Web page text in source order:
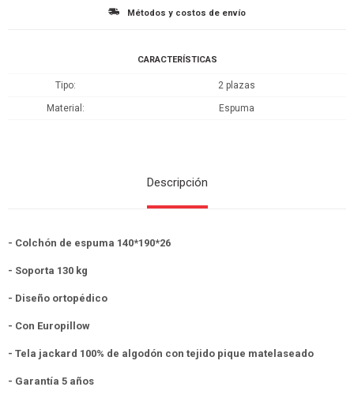
Métodos y costos de envío
CARACTERÍSTICAS
Tipo 2 plazas
Material Espuma
Descripción
- Colchón de espuma 140*190*26
- Soporta 130 kg
- Diseño ortopédico
- Con Europillow
- Tela jackard 100% de algodón con tejido pique matelaseado
- Garantía 5 años